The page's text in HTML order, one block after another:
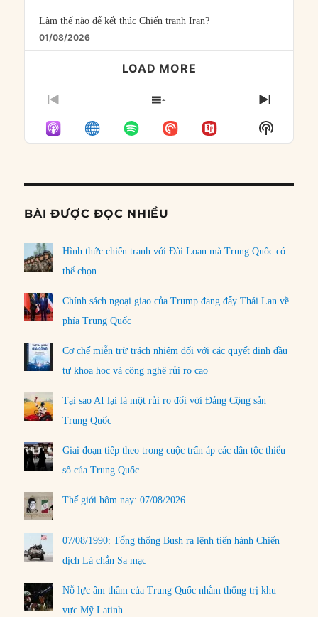
Làm thế nào để kết thúc Chiến tranh Iran?
01/08/2026
LOAD MORE
PREVIOUS
EPISODE
SHOW
EPISODES
LIST
NEXT
Show
Podcast
BÀI ĐƯỢC ĐỌC NHIỀU
Hình thức chiến tranh với Đài Loan mà Trung Quốc có
thể chọn
Chính sách ngoại giao của Trump đang đẩy Thái Lan về
phía Trung Quốc
Cơ chế miễn trừ trách nhiệm đối với các quyết định đầu
tư khoa học và công nghệ rủi ro cao
Tại sao AI lại là một rủi ro đối với Đảng Cộng sản
Trung Quốc
Giai đoạn tiếp theo trong cuộc trấn áp các dân tộc thiểu
số của Trung Quốc
Thế giới hôm nay: 07/08/2026
07/08/1990: Tổng thống Bush ra lệnh tiến hành Chiến
dịch Lá chắn Sa mạc
Nỗ lực âm thầm của Trung Quốc nhằm thống trị khu
vực Mỹ Latinh